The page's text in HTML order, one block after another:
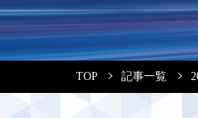
TOP 記事一覧